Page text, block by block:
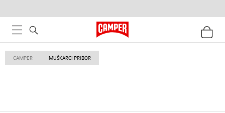
CAMPER MUŠKARCI PRIBOR